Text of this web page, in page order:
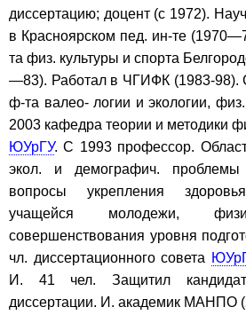
диссертацию; доцент (с 1972).
в Красноярском пед. ин-те
та физ. культуры и спорта
—83). Работал в ЧГИФК (1983-98).
ф-та валео- логии и экологии,
2003 кафедра теории и методики
ЮУрГУ. С 1993 профессор.
экол. и демографич.
вопросы укрепления
учащейся молодежи,
совершенствования уровня
чл. диссертационного совета
И. 41 чел. Защитил
диссертации. И. ака­демик МАНПО